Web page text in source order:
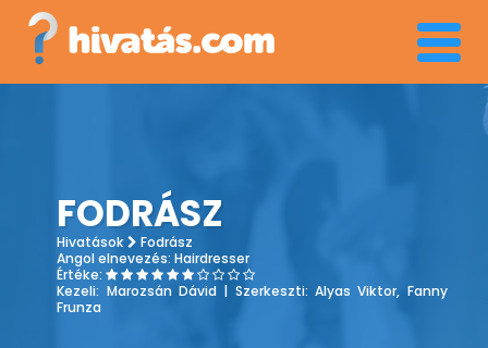
Menü
FODRÁSZ
Hivatások
Fodrász
Angol elnevezés:Hairdresser
Értéke:
Kezeli: Marozsán Dávid | Szerkeszti: Alyas Viktor, Fanny
Frunza